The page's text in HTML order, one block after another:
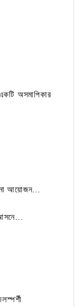
অসমাপিকার
না আয়োজন…